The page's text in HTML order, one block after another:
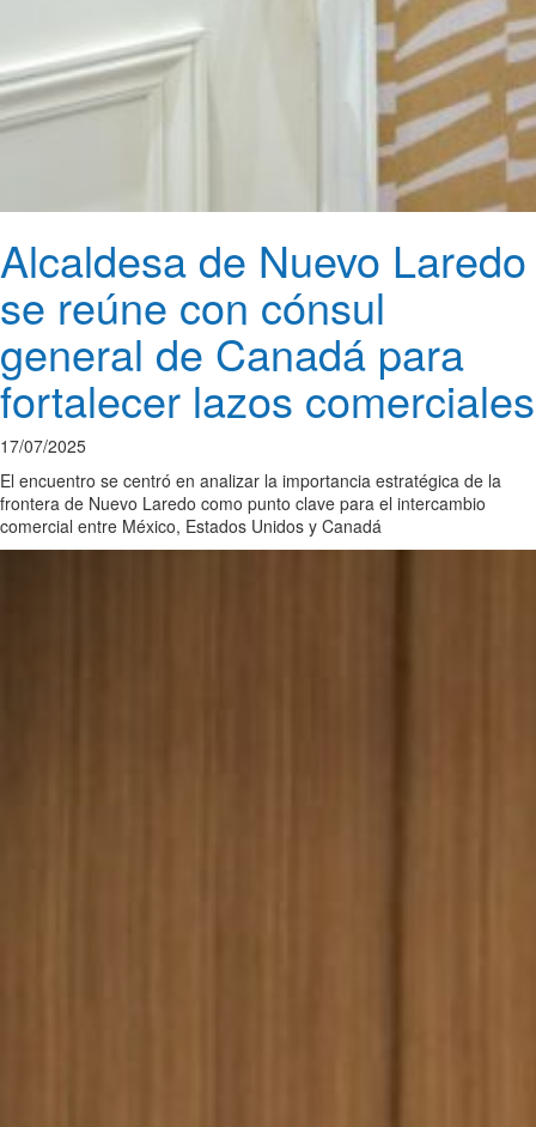
Alcaldesa de Nuevo Laredo
se reúne con cónsul
general de Canadá para
fortalecer lazos comerciales
17/07/2025
El encuentro se centró en analizar la importancia estratégica de la
frontera de Nuevo Laredo como punto clave para el intercambio
comercial entre México, Estados Unidos y Canadá